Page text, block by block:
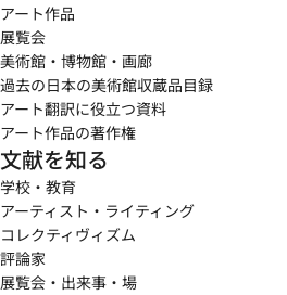
アート作品
展覧会
美術館・博物館・画廊
過去の日本の美術館収蔵品目録
アート翻訳に役立つ資料
アート作品の著作権
文献を知る
学校・教育
アーティスト・ライティング
コレクティヴィズム
評論家
展覧会・出来事・場